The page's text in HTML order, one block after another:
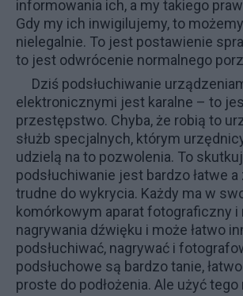
informowania ich, a my takiego
Gdy my ich inwigilujemy, to
nielegalnie. To jest postawienie
to jest odwrócenie normalnego
Dziś podsłuchiwanie
elektronicznymi jest karalne – to
przestępstwo. Chyba, że robią to
służb specjalnych, którym
udzielą na to pozwolenia. To
podsłuchiwanie jest bardzo łatwe
trudne do wykrycia. Każdy ma w
komórkowym aparat fotograficzny i
nagrywania dźwięku i może łatwo
podsłuchiwać, nagrywać i
podsłuchowe są bardzo tanie,
proste do podłożenia. Ale użyć